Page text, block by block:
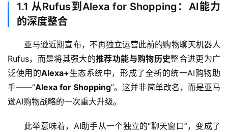
1.1 从Rufus到Alexa for Shopping：AI能力
的深度整合
亚马逊近期宣布，不再独立运营此前的购物聊天机器人
Rufus，而是将其强大的推荐功能与购物历史整合进更为广
泛使用的Alexa+生态系统中，形成了全新的统一AI购物助
手——“Alexa for Shopping”。这并非简单改名，而是亚马
逊AI购物战略的一次重大升级。
此举意味着，AI助手从一个独立的“聊天窗口”，变成了